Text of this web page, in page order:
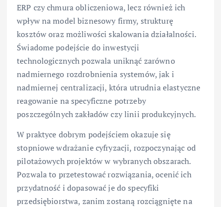
ERP czy chmura obliczeniowa, lecz również ich
wpływ na model biznesowy firmy, strukturę
kosztów oraz możliwości skalowania działalności.
Świadome podejście do inwestycji
technologicznych pozwala uniknąć zarówno
nadmiernego rozdrobnienia systemów, jak i
nadmiernej centralizacji, która utrudnia elastyczne
reagowanie na specyficzne potrzeby
poszczególnych zakładów czy linii produkcyjnych.
W praktyce dobrym podejściem okazuje się
stopniowe wdrażanie cyfryzacji, rozpoczynając od
pilotażowych projektów w wybranych obszarach.
Pozwala to przetestować rozwiązania, ocenić ich
przydatność i dopasować je do specyfiki
przedsiębiorstwa, zanim zostaną rozciągnięte na